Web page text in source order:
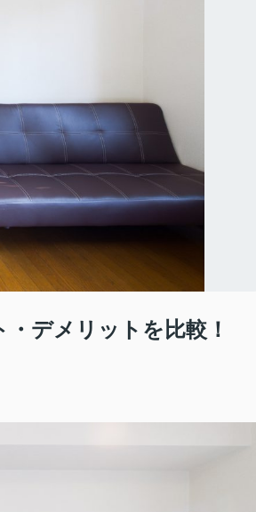
デメリットを比較！